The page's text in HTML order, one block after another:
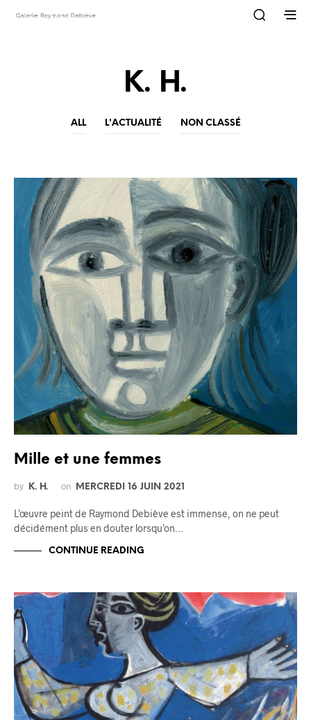
K. H.
ALL L'ACTUALITÉ NON CLASSÉ
Mille et une femmes
by K. H. on MERCREDI 16 JUIN 2021
L’œuvre peint de Raymond Debiève est immense, on ne peut
décidément plus en douter lorsqu’on…
CONTINUE READING